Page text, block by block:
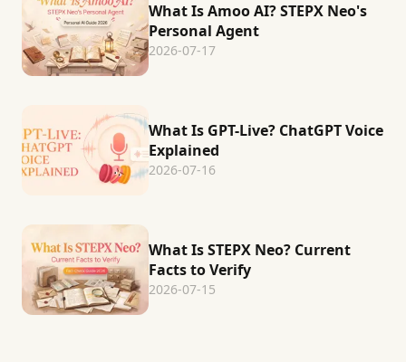
What Is Amoo AI? STEPX Neo's
Personal Agent
2026-07-17
What Is GPT-Live? ChatGPT Voice
Explained
2026-07-16
What Is STEPX Neo? Current
Facts to Verify
2026-07-15